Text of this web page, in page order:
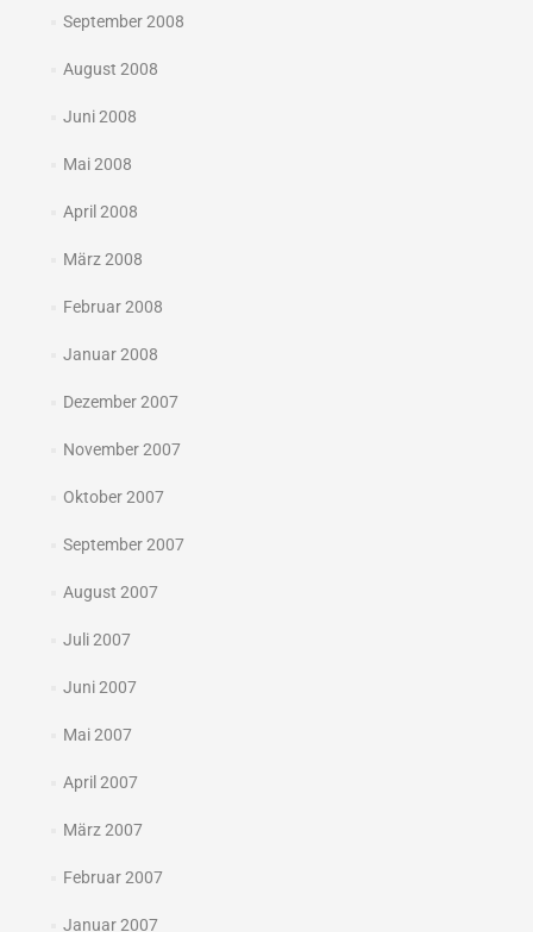
September 2008
August 2008
Juni 2008
Mai 2008
April 2008
März 2008
Februar 2008
Januar 2008
Dezember 2007
November 2007
Oktober 2007
September 2007
August 2007
Juli 2007
Juni 2007
Mai 2007
April 2007
März 2007
Februar 2007
Januar 2007